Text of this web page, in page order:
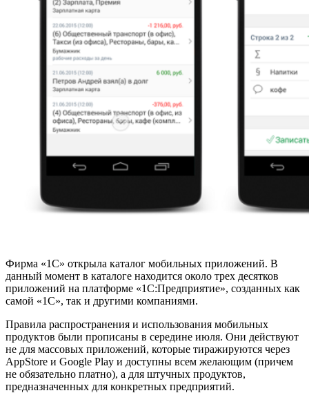
Фирма «1С» открыла каталог мобильных приложений. В
данный момент в каталоге находится около трех десятков
приложений на платформе «1С:Предприятие», созданных как
самой «1С», так и другими компаниями.
Правила распространения и использования мобильных
продуктов были прописаны в середине июля. Они действуют
не для массовых приложений, которые тиражируются через
AppStore и Google Play и доступны всем желающим (причем
не обязательно платно), а для штучных продуктов,
предназначенных для конкретных предприятий.